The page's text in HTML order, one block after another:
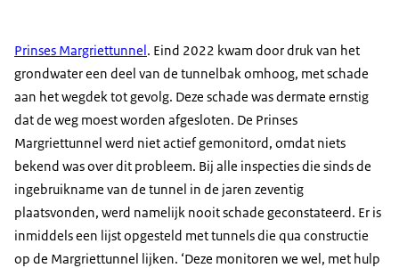
Prinses Margriettunnel. Eind 2022 kwam door druk van het
grondwater een deel van de tunnelbak omhoog, met schade
aan het wegdek tot gevolg. Deze schade was dermate ernstig
dat de weg moest worden afgesloten. De Prinses
Margriettunnel werd niet actief gemonitord, omdat niets
bekend was over dit probleem. Bij alle inspecties die sinds de
ingebruikname van de tunnel in de jaren zeventig
plaatsvonden, werd namelijk nooit schade geconstateerd. Er is
inmiddels een lijst opgesteld met tunnels die qua constructie
op de Margriettunnel lijken. ‘Deze monitoren we wel, met hulp